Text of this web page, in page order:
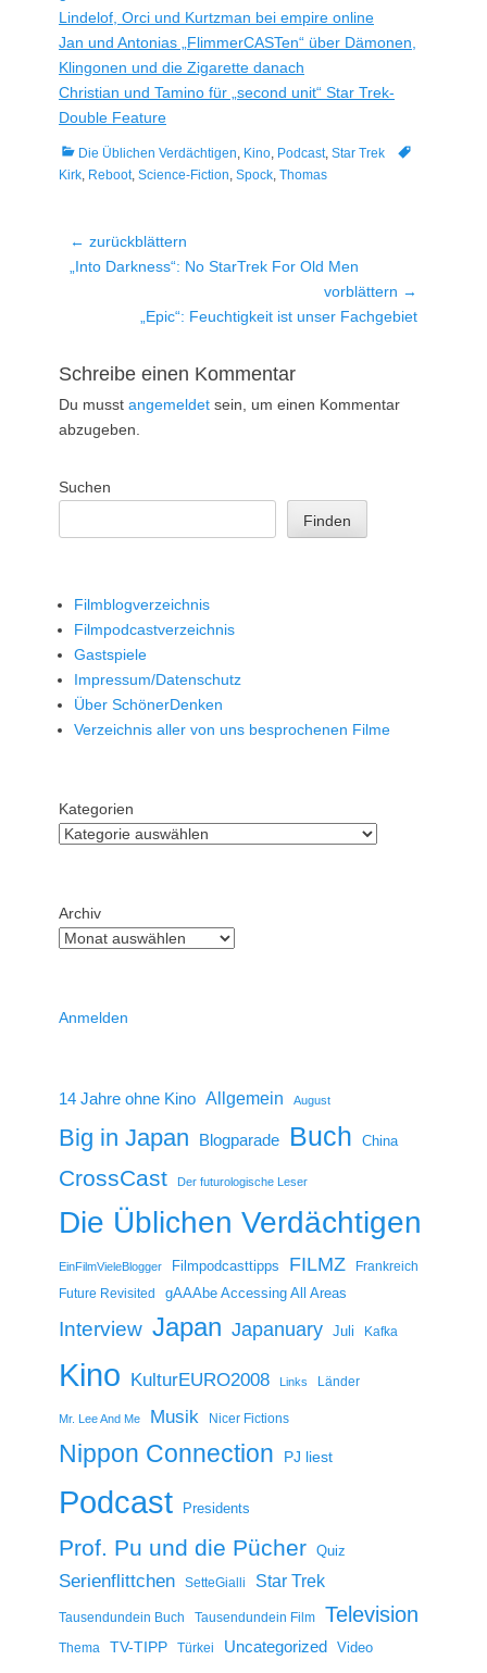
Lindelof, Orci und Kurtzman bei empire online
Jan und Antonias „FlimmerCASTen“ über Dämonen,
Klingonen und die Zigarette danach
Christian und Tamino für „second unit“ Star Trek-
Double Feature
Kategorien
Die Üblichen Verdächtigen, Kino, Podcast, Star Trek
Tags
Kirk, Reboot, Science-Fiction, Spock, Thomas
Beitragsnavigation
← zurückblättern
Vorheriger
„Into Darkness“: No StarTrek For Old Men
vorblättern →
„Epic“: Feuchtigkeit ist unser Fachgebiet
Schreibe einen Kommentar
Du musst angemeldet sein, um einen Kommentar
abzugeben.
Suchen
Finden
Filmblogverzeichnis
Filmpodcastverzeichnis
Gastspiele
Impressum/Datenschutz
Über SchönerDenken
Verzeichnis aller von uns besprochenen Filme
Kategorien
Archiv
Anmelden
14 Jahre ohne Kino Allgemein August
Big in Japan Blogparade Buch China
CrossCast Der futurologische Leser
Die Üblichen Verdächtigen
EinFilmVieleBlogger Filmpodcasttipps FILMZ
Frankreich
Future Revisited
gAAAbe Accessing All Areas
Interview Japan Japanuary Juli Kafka
Kino KulturEURO2008 Links Länder
Mr. Lee And Me Musik Nicer Fictions
Nippon Connection PJ liest
Podcast Presidents
Prof. Pu und die Pücher Quiz
Serienflittchen SetteGialli Star Trek
Tausendundein Buch Tausendundein Film Television
Thema TV-TIPP Türkei Uncategorized Video